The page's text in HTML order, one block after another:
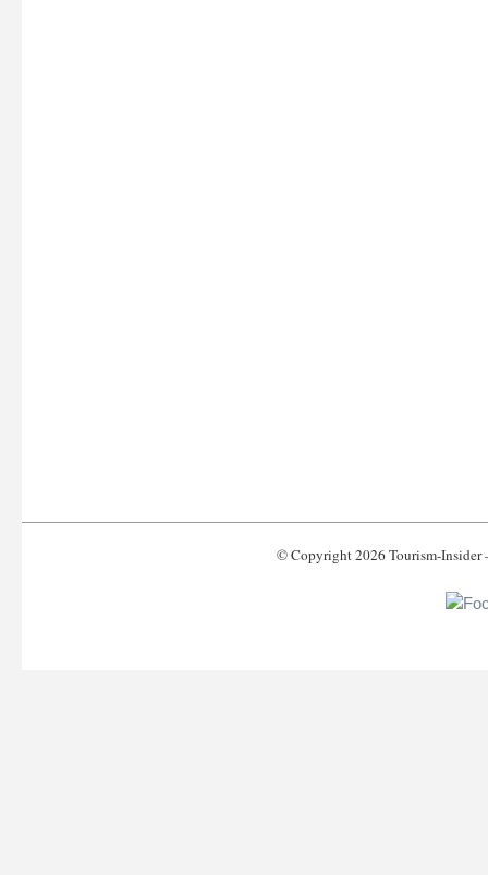
© Copyright 2026 Tourism-